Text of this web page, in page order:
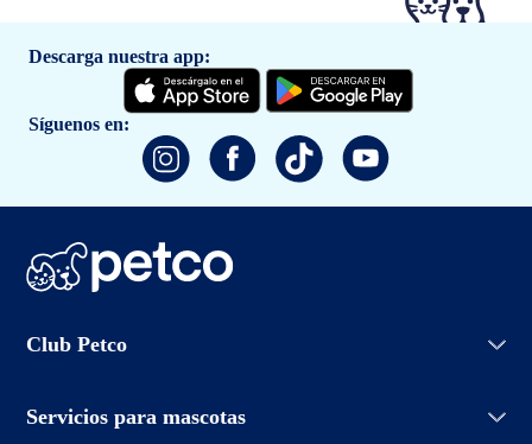
Descarga nuestra app:
Síguenos en:
Club Petco
Iniciar sesión
Promociones
Servicios para mascotas
Grooming Salon